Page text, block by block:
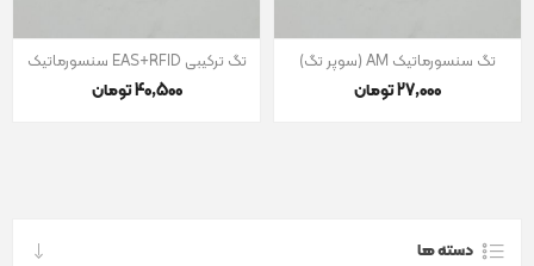
تگ سنسورماتیک AM (سوپر تگ)
27٬000 تومان
تگ ترکیبی EAS+RFID سنسورماتیک
40٬500 تومان
دسته ها